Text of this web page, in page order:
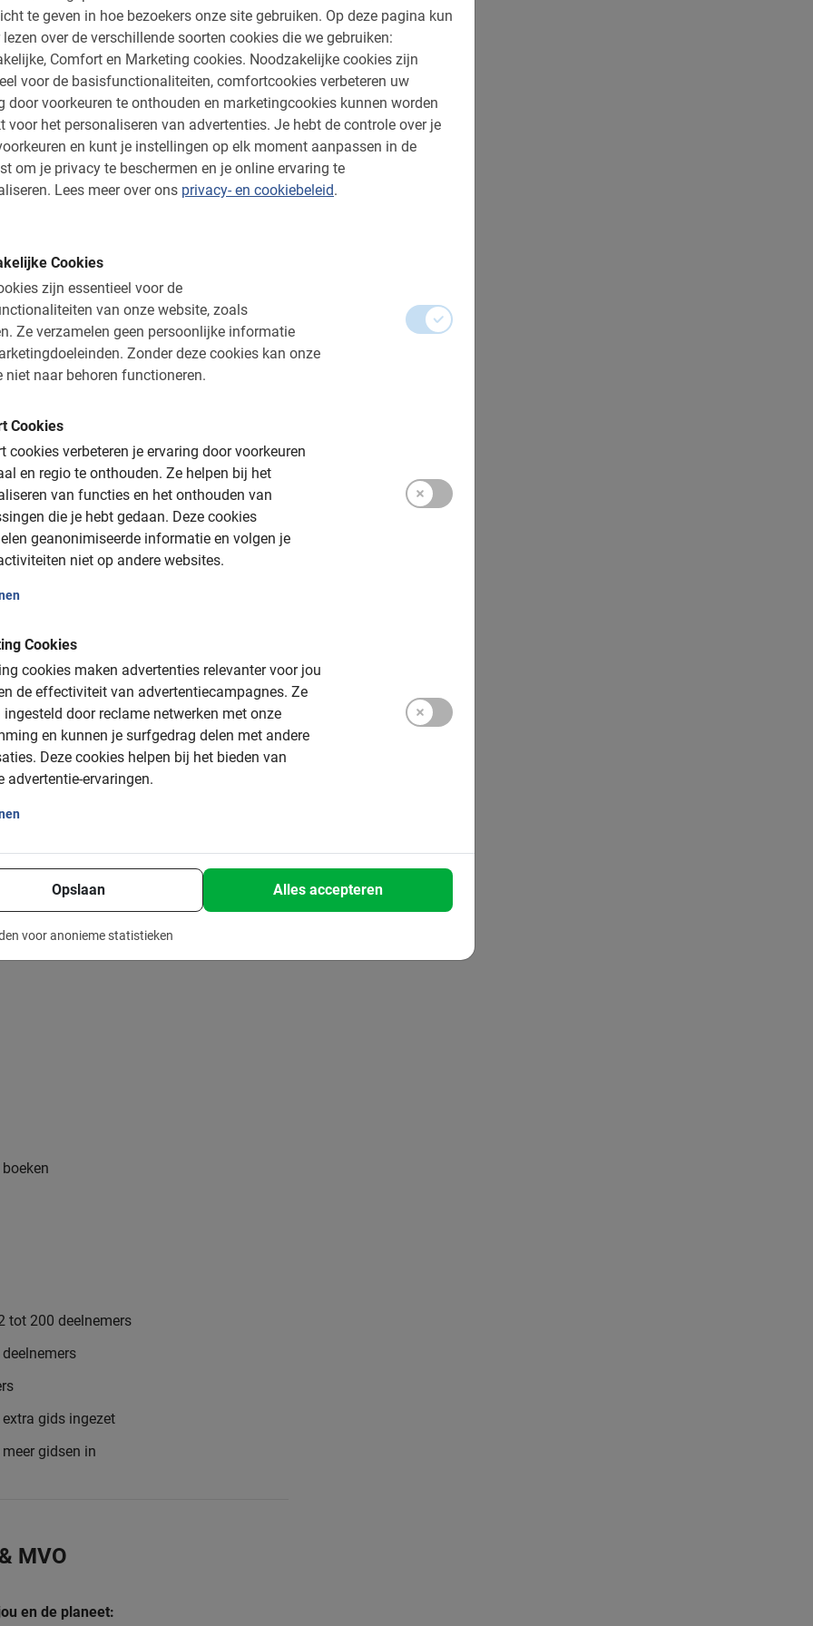
te geven in hoe bezoekers onze site gebruiken. Op deze pagina kun
lezen over de verschillende soorten cookies die we gebruiken:
Comfort en Marketing cookies. Noodzakelijke cookies zijn
voor de basisfunctionaliteiten, comfortcookies verbeteren uw
door voorkeuren te onthouden en marketingcookies kunnen worden
voor het personaliseren van advertenties. Je hebt de controle over je
en kunt je instellingen op elk moment aanpassen in de
om je privacy te beschermen en je online ervaring te
Lees meer over ons privacy- en cookiebeleid.
Cookies
zijn essentieel voor de
van onze website, zoals
Ze verzamelen geen persoonlijke informatie
Zonder deze cookies kan onze
niet naar behoren functioneren.
Cookies
cookies verbeteren je ervaring door voorkeuren
en regio te onthouden. Ze helpen bij het
van functies en het onthouden van
die je hebt gedaan. Deze cookies
geanonimiseerde informatie en volgen je
niet op andere websites.
Cookies
cookies maken advertenties relevanter voor jou
de effectiviteit van advertentiecampagnes. Ze
ingesteld door reclame netwerken met onze
en kunnen je surfgedrag delen met andere
Deze cookies helpen bij het bieden van
advertentie-ervaringen.
Opslaan Alles accepteren
voor anonieme statistieken
van de adembenemende lagoon. Tijdens
foto’s maken, omdat het centrum iedere
is.
Venetië Fietstour?
als je
stad doorkruisen, je kunt de verleiding niet
te maken. Terecht want dit moet je
het is ook ontzettend leuk om het echte
historische centrum en ontdek het tijdens
geraakt? Wacht niet langer en
doe je veilig en snel via het
een bevestiging met alle informatie. Let op
en kosten €15,- pp.
Venetië Fietstour van Baja Bikes!
mag je gratis verzetten of annuleren
en kosten €15,- p.p.
tot 200 deelnemers
gids ingezet
gidsen in
MVO
en de planeet: